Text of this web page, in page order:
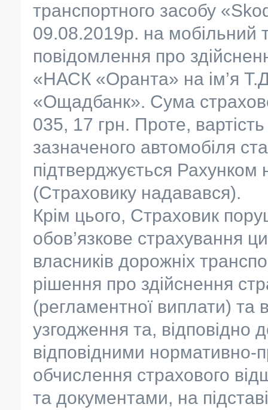
транспортного засобу
09.08.2019р. на
повідомлення про
«НАСК «Оранта» на ім’я
«Ощадбанк». Сума
035, 17 грн. Проте,
зазначеного автомобіля
підтверджується
(Страховику надавався).
Крім цього, Страховик
обов’язкове страхування
власників дорожніх
рішення про здійснення
(регламентної виплати) та
узгодження та, відповідно
відповідними
обчислення страхового
та документами, на